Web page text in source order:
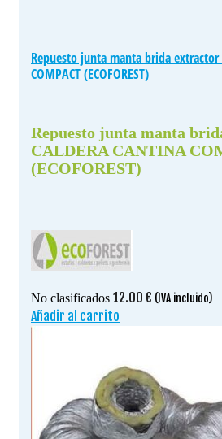
Repuesto junta manta brida extractor
COMPACT (ECOFOREST)
Repuesto junta manta
CALDERA CANTINA
(ECOFOREST)
No clasificados 12.00 € (IVA incluido)
Añadir al carrito